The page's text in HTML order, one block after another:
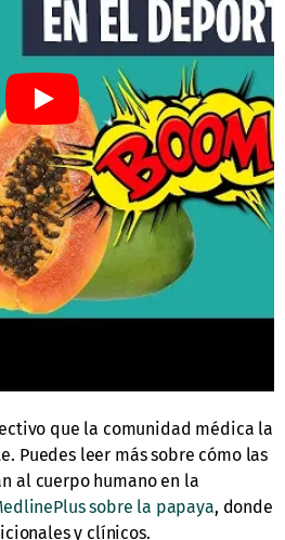
que la comunidad médica la
Puedes leer más sobre cómo las
al cuerpo humano en la
sobre la papaya, donde
y clínicos.